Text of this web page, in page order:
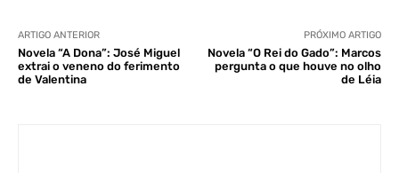
ARTIGO ANTERIOR
Novela “A Dona”: José Miguel
extrai o veneno do ferimento
de Valentina
PRÓXIMO ARTIGO
Novela “O Rei do Gado”: Marcos
pergunta o que houve no olho
de Léia